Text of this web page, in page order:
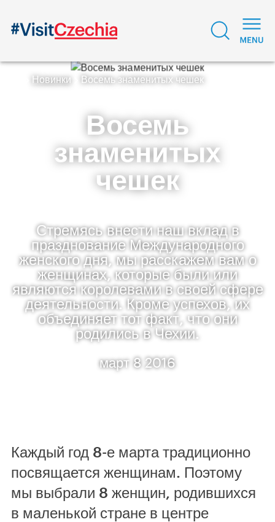
Новинки Восемь знаменитых чешек
Восемь
знаменитых
чешек
Стремясь внести наш вклад в
празднование Международного
женского дня, мы расскажем вам о
женщинах, которые были или
являются королевами в своей сфере
деятельности. Кроме успехов, их
объединяет тот факт, что они
родились в Чехии.
март 8 2016
Каждый год 8-е марта традиционно
посвящается женщинам. Поэтому
мы выбрали 8 женщин, родившихся
в маленькой стране в центре